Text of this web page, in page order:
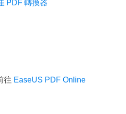
PDF 轉換器
往 EaseUS PDF Online